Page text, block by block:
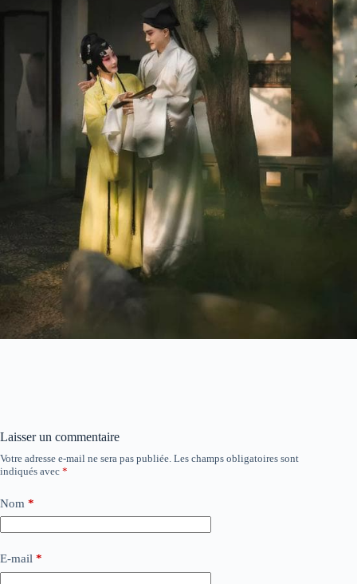
Laisser un commentaire
Votre adresse e-mail ne sera pas publiée. Les champs obligatoires sont
indiqués avec *
Nom *
E-mail *